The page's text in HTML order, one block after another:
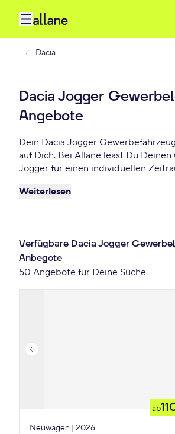
Dacia
Dacia Jogger
Angebote
Dein Dacia Jogger Gewerbefahrzeug wartet schon
auf Dich. Bei Allane least Du
Jogger für einen individuellen
Jogger kaufen möchtest oder
Weiterlesen
Verfügbare Dacia Jogger
Anbegote
50 Angebote für Deine Suche
ab
Neuwagen | 2026